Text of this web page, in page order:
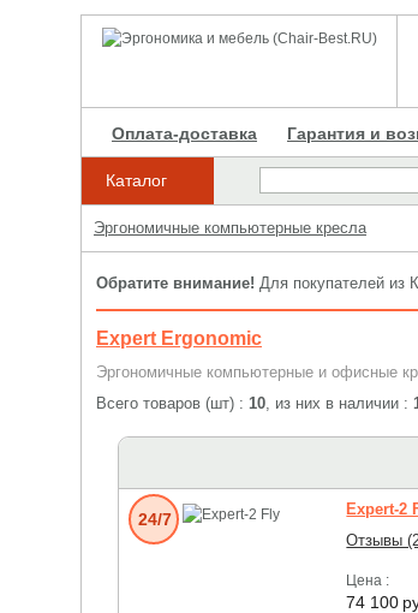
Оплата-доставка Гарантия и
Каталог
Эргономичные компьютерные кресла
Обратите внимание! Для покупателей из
Expert Ergonomic
Эргономичные компьютерные и офисные
Всего товаров (шт) : 10, из них в наличии :
Expert-2
Отзывы
Цена :
74 100
24/7